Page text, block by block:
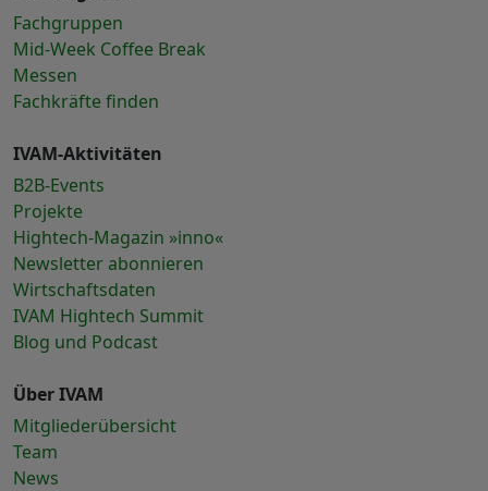
Fachgruppen
Mid-Week Coffee Break
Messen
Fachkräfte finden
IVAM-Aktivitäten
B2B-Events
Projekte
Hightech-Magazin »inno«
Newsletter abonnieren
Wirtschaftsdaten
IVAM Hightech Summit
Blog und Podcast
Über IVAM
Mitgliederübersicht
Team
News